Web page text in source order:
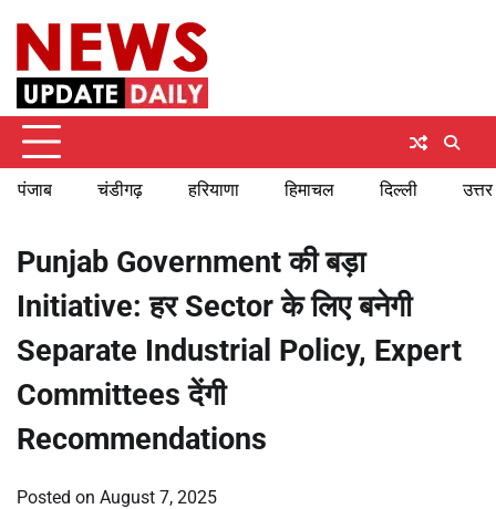
content
पंजाब चंडीगढ़ हरियाणा हिमाचल दिल्ली
Punjab Government की बड़ा
Initiative: हर Sector के लिए बनेगी
Separate Industrial Policy, Expert
Committees देंगी
Recommendations
Posted on August 7, 2025